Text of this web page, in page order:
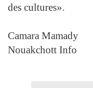
des cultures».
Camara Mamady
Nouakchott Info